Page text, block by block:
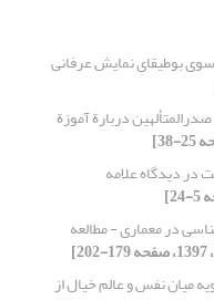
بوطیقای نمایش عرفانی
دربارة آموزة
در دیدگاه علامه
در معماری - مطالعه
میان نفس و عالم خیال از